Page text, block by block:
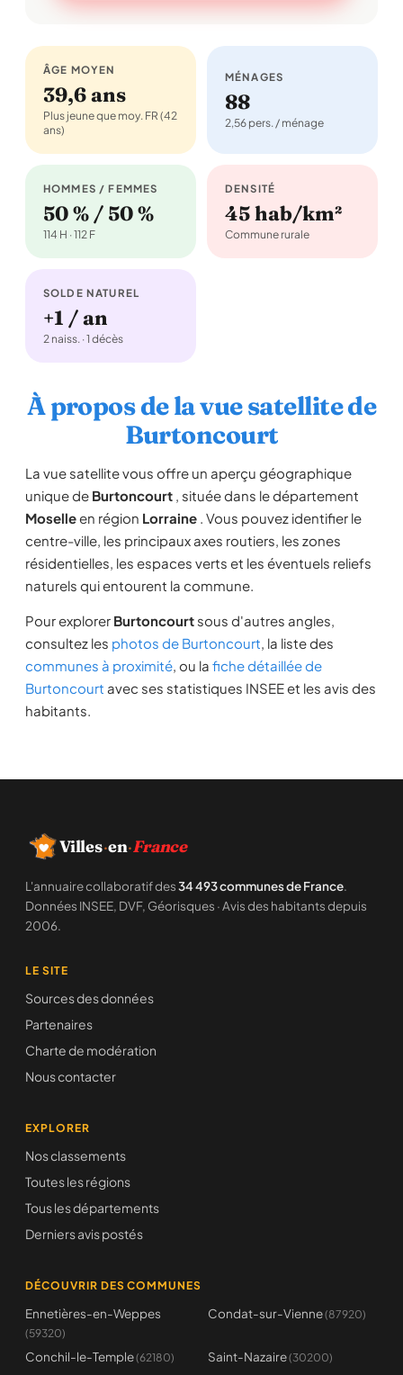
ÂGE MOYEN
39,6 ans
Plus jeune que moy. FR (42
ans)
MÉNAGES
88
2,56 pers. / ménage
HOMMES / FEMMES
50 % / 50 %
114 H · 112 F
DENSITÉ
45 hab/km²
Commune rurale
SOLDE NATUREL
+1 / an
2 naiss. · 1 décès
À propos de la vue satellite de
Burtoncourt
La vue satellite vous offre un aperçu géographique
unique de Burtoncourt , située dans le département
Moselleen région Lorraine . Vous pouvez identifier le
centre-ville, les principaux axes routiers, les zones
résidentielles, les espaces verts et les éventuels reliefs
naturels qui entourent la commune.
Pour explorer Burtoncourt sous d'autres angles,
consultez les photos de Burtoncourt, la liste des
communes à proximité, ou la fiche détaillée de
Burtoncourt avec ses statistiques INSEE et les avis des
habitants.
Villes·en·France
L'annuaire collaboratif des34 493 communes de France.
Données INSEE, DVF, Géorisques · Avis des habitants depuis
2006.
LE SITE
Sources des données
Partenaires
Charte de modération
Nous contacter
EXPLORER
Nos classements
Toutes les régions
Tous les départements
Derniers avis postés
DÉCOUVRIR DES COMMUNES
Ennetières-en-Weppes
(59320)
Condat-sur-Vienne(87920)
Conchil-le-Temple(62180) Saint-Nazaire(30200)